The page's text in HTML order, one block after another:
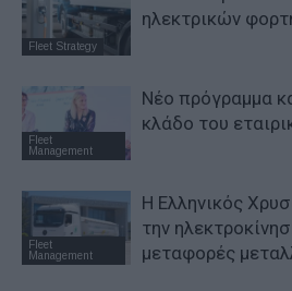
Fleet Strategy
ηλεκτρικών
Fleet
Management
Νέο πρόγραμμα
κλάδο του
Fleet
Management
Η Ελληνικός
την
μεταφορές